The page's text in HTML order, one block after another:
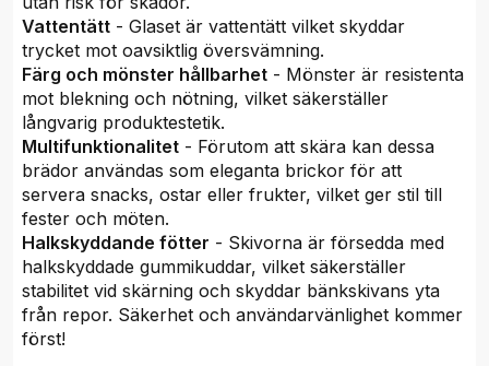
Vattentätt - Glaset är vattentätt vilket skyddar
trycket mot oavsiktlig översvämning.
Färg och mönster hållbarhet - Mönster är resistenta
mot blekning och nötning, vilket säkerställer
långvarig produktestetik.
Multifunktionalitet - Förutom att skära kan dessa
brädor användas som eleganta brickor för att
servera snacks, ostar eller frukter, vilket ger stil till
fester och möten.
Halkskyddande fötter - Skivorna är försedda med
halkskyddade gummikuddar, vilket säkerställer
stabilitet vid skärning och skyddar bänkskivans yta
från repor. Säkerhet och användarvänlighet kommer
först!